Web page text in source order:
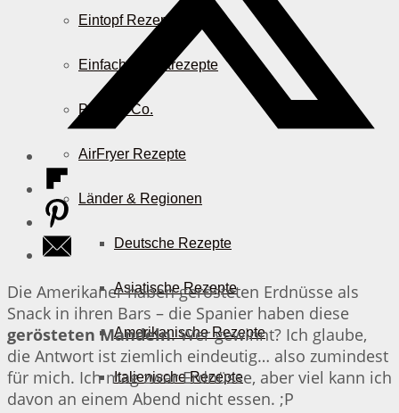
Eintopf Rezepte
Einfache Salatrezepte
Pizza & Co.
AirFryer Rezepte
Länder & Regionen
Deutsche Rezepte
Asiatische Rezepte
Amerikanische Rezepte
Italienische Rezepte
Die Amerikaner haben gerösteten Erdnüsse als
Snack in ihren Bars – die Spanier haben diese
gerösteten Mandeln. Wer gewinnt? Ich glaube,
die Antwort ist ziemlich eindeutig… also zumindest
für mich. Ich mag zwar Erdnüsse, aber viel kann ich
davon an einem Abend nicht essen. ;P